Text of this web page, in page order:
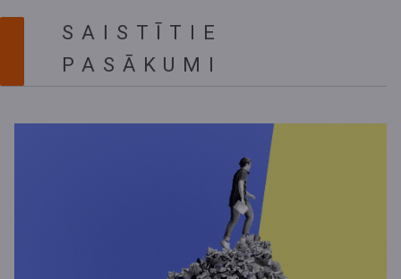
SAISTĪTIE
PASĀKUMI